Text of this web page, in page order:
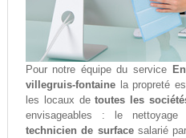
Pour notre équipe du service
villegruis-fontainela propreté
les locaux detoutes les
envisageables : le
technicien de surfacesalarié